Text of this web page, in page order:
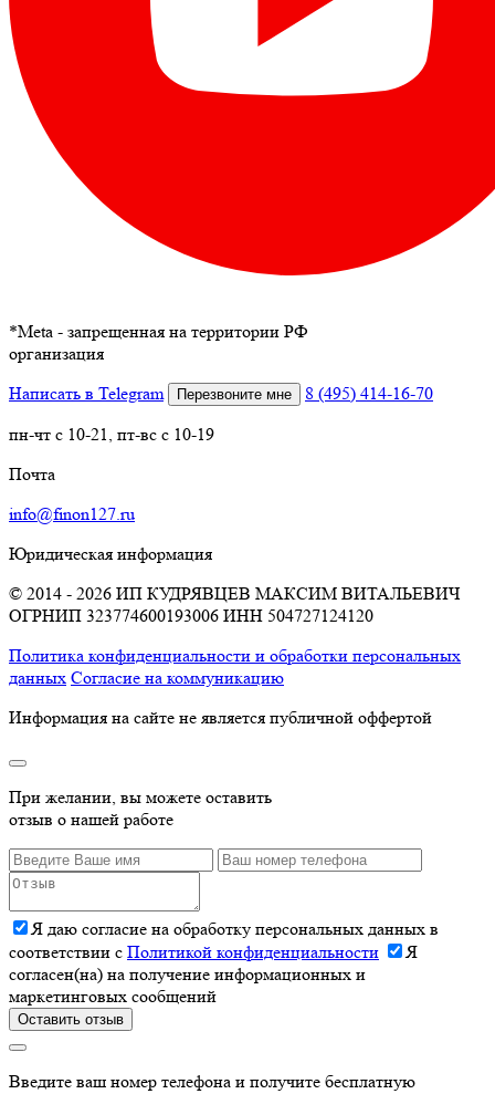
*Meta - запрещенная на территории РФ
организация
Написать в Telegram
Перезвоните мне
8 (495) 414-16-70
пн-чт с 10-21, пт-вс с 10-19
Почта
info@finon127.ru
Юридическая информация
© 2014 - 2026 ИП КУДРЯВЦЕВ МАКСИМ ВИТАЛЬЕВИЧ
ОГРНИП 323774600193006 ИНН 504727124120
Политика конфиденциальности и обработки персональных
данных Согласие на коммуникацию
Информация на сайте не является публичной оффертой
При желании, вы можете оставить
отзыв о нашей работе
Я даю согласие на обработку персональных данных в
соответствии с Политикой конфиденциальности
Я
согласен(на) на получение информационных и
маркетинговых сообщений
Оставить отзыв
Введите ваш номер телефона и получите бесплатную